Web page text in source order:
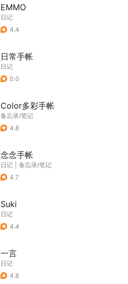
EMMO
日记
4.4
日常手帐
日记
0.0
Color多彩手帐
备忘录/笔记
4.8
念念手帐
日记
备忘录/笔记
4.7
Suki
日记
4.4
一言
日记
4.8